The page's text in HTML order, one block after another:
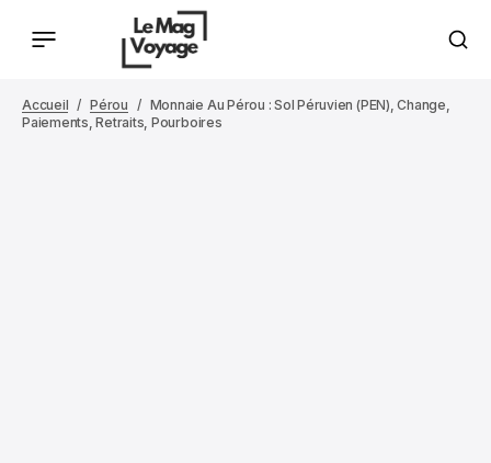
Accueil Pérou
Monnaie Au Pérou : Sol Péruvien (PEN), Change,
Paiements, Retraits, Pourboires